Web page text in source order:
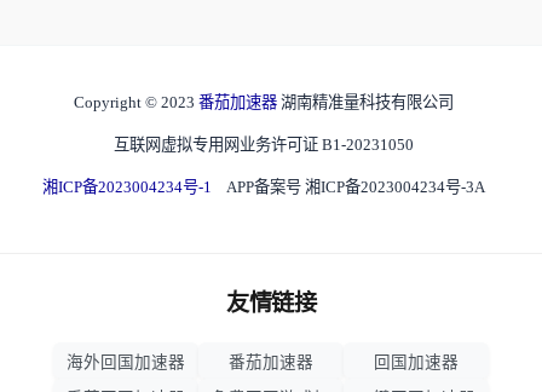
Copyright © 2023 番茄加速器 湖南精准量科技有限公司
互联网虚拟专用网业务许可证 B1-20231050
湘ICP备2023004234号-1 APP备案号 湘ICP备2023004234号-3A
友情链接
海外回国加速器 番茄加速器
回国加速器